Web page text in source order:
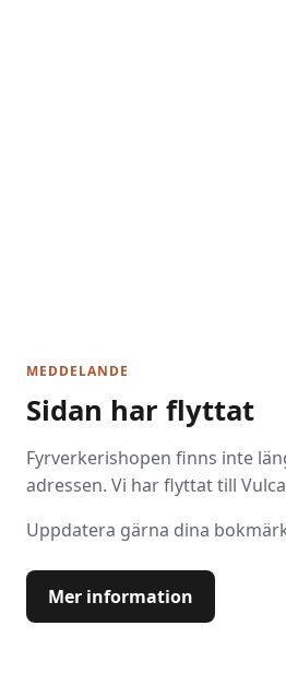
MEDDELANDE
Sidan har flyttat
Fyrverkerishopen finns inte
adressen. Vi har flyttat till
Uppdatera gärna dina
Mer information